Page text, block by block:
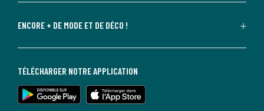
ENCORE + DE MODE ET DE DÉCO !
TÉLÉCHARGER NOTRE APPLICATION